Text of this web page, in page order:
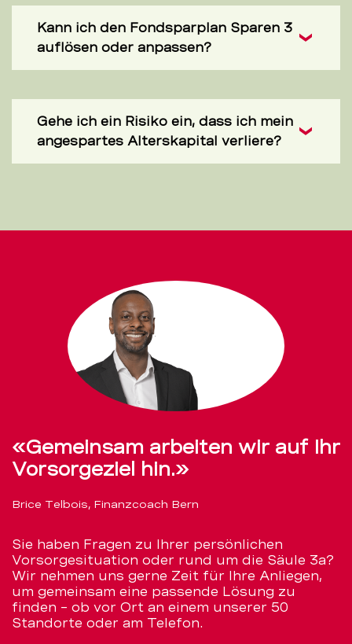
Kann ich den Fondsparplan Sparen 3
auflösen oder anpassen?
Gehe ich ein Risiko ein, dass ich mein
angespartes Alterskapital verliere?
«Gemeinsam arbeiten wir auf Ihr
Vorsorgeziel hin.»
Brice Telbois, Finanzcoach Bern
Sie haben Fragen zu Ihrer persönlichen
Vorsorgesituation oder rund um die Säule 3a?
Wir nehmen uns gerne Zeit für Ihre Anliegen,
um gemeinsam eine passende Lösung zu
finden – ob vor Ort an einem unserer 50
Standorte oder am Telefon.